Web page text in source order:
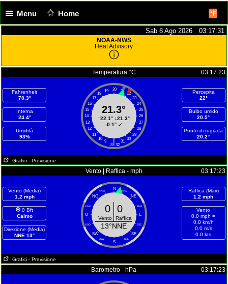
Menu Home °F
Sab 8 Ago 2026 03:17:32
NOAA-NWS
Heat Advisory
Temperatura °C 03:17:23
Fahrenheit
70.3°
Interna
24.4°
Umidità
93%
20
19 21
18
22
17
23
16
24
15
25
14
26
13
27
12
28
11
29
10
30
9 31
8 32
|
21.3°
↑22.1° ↓21.3°
-0.1° ↙
Percepita
22°
Bulbo umido
20.5°
Punto di rugiada
20.2°
Grafici - Previsione
Vento | Raffica - mph 03:17:23
Vento (Media)
1.2 mph
0 Bft
Calmo
Direzione (Media)
NNE 13°
N
NO
NE
O E
SW
SE
S
NNO NNE
ONO ENE
OSO ESE
SSW SSE
0 0
Vento Raffica
13°NNE
Raffica (Max)
1.2 mph
Vento
0.0 mph =
0.0 km/h
0.0 m/s
0.0 kts
Grafici - Previsione
Barometro - hPa 03:17:23